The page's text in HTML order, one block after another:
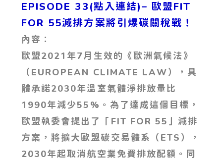
EPISODE 33(點入連結)– 歐盟FIT
FOR 55減排方案將引爆碳關稅戰！
內容：
歐盟2021年7月生效的《歐洲氣候法》
（EUROPEAN CLIMATE LAW），具
體承諾2030年溫室氣體淨排放量比
1990年減少55%。為了達成這個目標，
歐盟執委會提出了「FIT FOR 55」減排
方案，將擴大歐盟碳交易體系（ETS），
2030年起取消航空業免費排放配額。同